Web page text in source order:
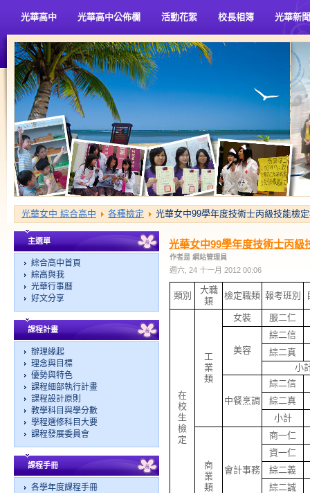
光華高中 光華高中公佈欄 活動花絮 校長相簿 光華新
光華女中 綜合高中 各種檢定 光華女中99學年度技術士丙級技能檢
主選單
綜合高中首頁
綜高與我
光華行事曆
好文分享
課程計畫
辦理緣起
理念與目標
優勢與特色
課程細部執行計畫
課程設計原則
教學科目與學分數
學程選修科目大要
課程發展委員會
課程手冊
各學年度課程手冊
光華女中99學年度技術士丙級
作者是 網站管理員
週六, 24 十一月 2012 00:06
類別
大職
類
檢定職類 報考班別
在
校
生
檢
定
工
業
類
女裝 服二仁
美容
綜二信
綜二真
小
中餐烹調
綜二信
綜二真
小計
商
業
類
會計事務
商一仁
資一仁
綜二義
綜二誠